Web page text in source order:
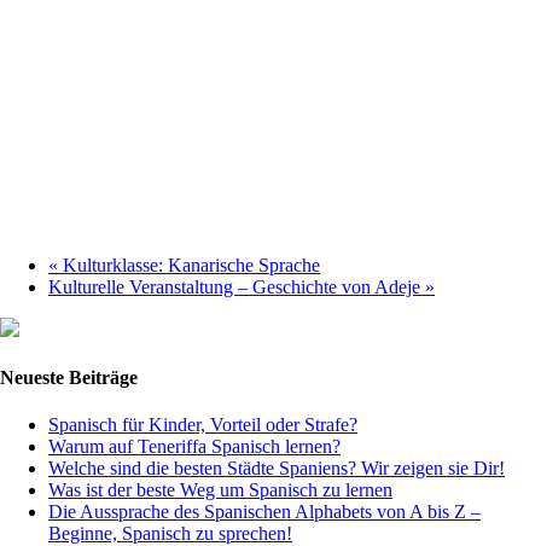
« Kulturklasse: Kanarische Sprache
Kulturelle Veranstaltung – Geschichte von Adeje »
Neueste Beiträge
Spanisch für Kinder, Vorteil oder Strafe?
Warum auf Teneriffa Spanisch lernen?
Welche sind die besten Städte Spaniens? Wir zeigen sie Dir!
Was ist der beste Weg um Spanisch zu lernen
Die Aussprache des Spanischen Alphabets von A bis Z –
Beginne, Spanisch zu sprechen!